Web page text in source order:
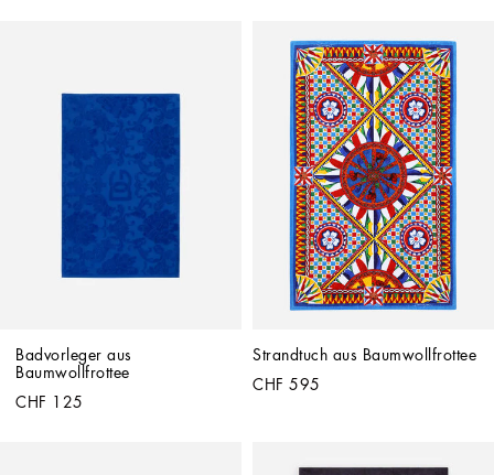
Badvorleger aus
Baumwollfrottee
CHF 125
Strandtuch aus Baumwollfrottee
CHF 595